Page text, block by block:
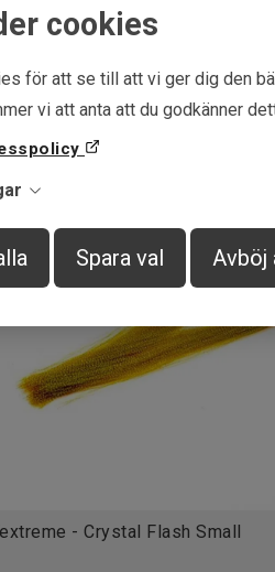
cookies
för att se till att vi ger dig den
vi att anta att du godkänner
Spara val Avböj
- Crystal Flash Small